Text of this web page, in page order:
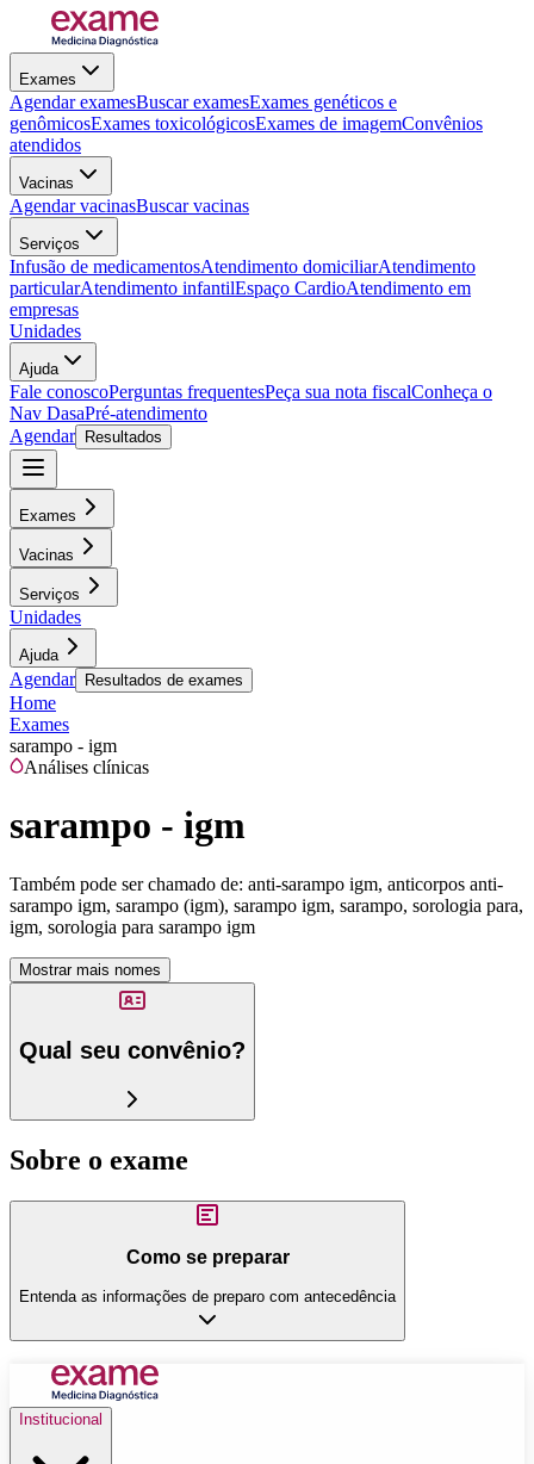
Exames
Agendar examesBuscar examesExames genéticos e
genômicosExames toxicológicosExames de imagemConvênios
atendidos
Vacinas
Agendar vacinasBuscar vacinas
Serviços
Infusão de medicamentosAtendimento domiciliarAtendimento
particularAtendimento infantilEspaço CardioAtendimento em
empresas
Unidades
Ajuda
Fale conoscoPerguntas frequentesPeça sua nota fiscalConheça o
Nav DasaPré-atendimento
Agendar
Resultados
Exames
Vacinas
Serviços
Unidades
Ajuda
Agendar Resultados de exames
Home
Exames
sarampo - igm
Análises clínicas
sarampo - igm
Também pode ser chamado de: anti-sarampo igm, anticorpos anti-
sarampo igm, sarampo (igm), sarampo igm, sarampo, sorologia para,
igm, sorologia para sarampo igm
Mostrar mais nomes
Qual seu convênio?
Sobre o exame
Como se preparar
Entenda as informações de preparo com antecedência
Institucional